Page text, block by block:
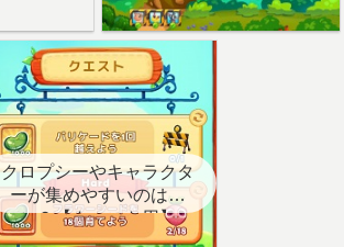
クロプシーやキャラクタ
ーが集めやすいのはど
こ？【クエスト用】